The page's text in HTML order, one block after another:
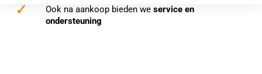
✓ Ook na aankoop bieden we service en
ondersteuning